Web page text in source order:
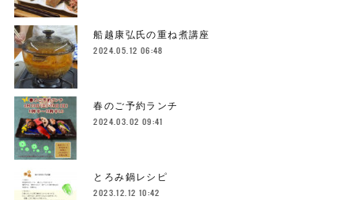
船越康弘氏の重ね煮講座
2024.05.12 06:48
春のご予約ランチ
2024.03.02 09:41
とろみ鍋レシピ
2023.12.12 10:42